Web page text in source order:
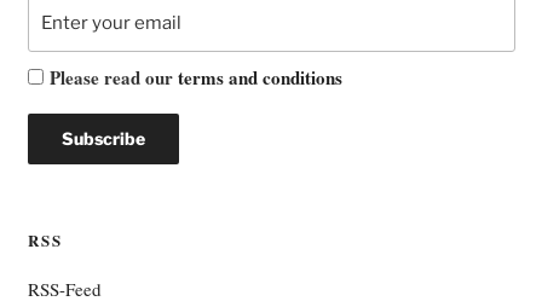
Please read ourterms and conditions
RSS
RSS-Feed